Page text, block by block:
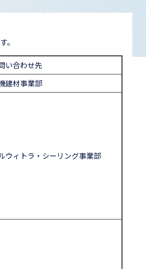
。
い合わせ先
建材事業部
ウィトラ・シーリング事業部